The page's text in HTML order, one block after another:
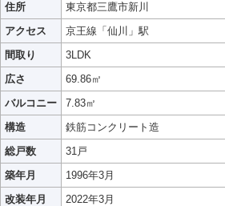
住所
東京都三鷹市新川
アクセス
京王線「仙川」駅
間取り
3LDK
広さ
69.86㎡
バルコニー
7.83㎡
構造
鉄筋コンクリート造
総戸数
31戸
築年月
1996年3月
改装年月
2022年3月